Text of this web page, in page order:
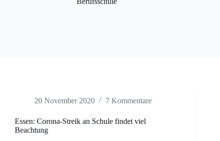
20 November 2020 7 Kommentare
Essen: Corona-Streik an Schule findet viel
Beachtung